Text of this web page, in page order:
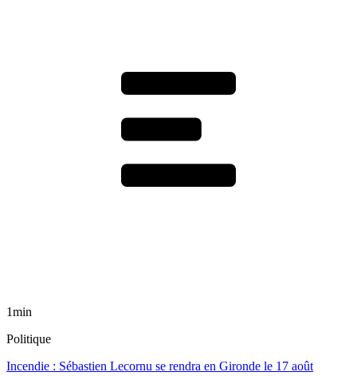
1min
Politique
Incendie : Sébastien Lecornu se rendra en Gironde le 17 août